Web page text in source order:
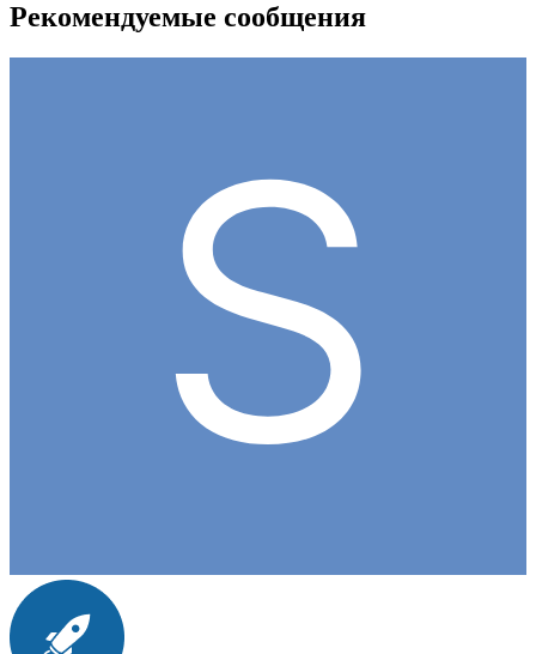
Рекомендуемые сообщения